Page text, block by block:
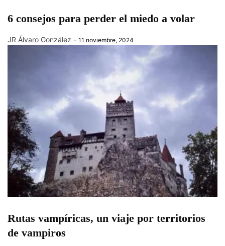
6 consejos para perder el miedo a volar
JR Álvaro González - 11 noviembre, 2024
Rutas vampíricas, un viaje por territorios
de vampiros